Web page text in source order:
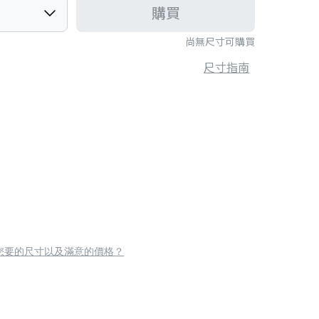
尚無尺寸可購買
購買
尺寸指南
要的尺寸以及滿意的價格？